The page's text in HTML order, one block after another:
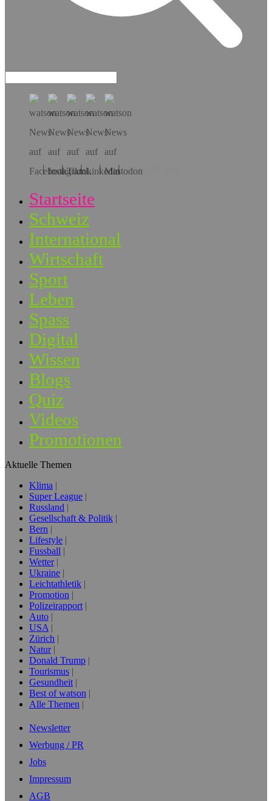
Hol dir die App!
Startseite
Schweiz
International
Wirtschaft
Sport
Leben
Spass
Digital
Wissen
Blogs
Quiz
Videos
Promotionen
Aktuelle Themen
Klima
Super League
Russland
Gesellschaft & Politik
Bern
Lifestyle
Fussball
Wetter
Ukraine
Leichtathletik
Promotion
Polizeirapport
Auto
USA
Zürich
Natur
Donald Trump
Tourismus
Gesundheit
Best of watson
Alle Themen
Newsletter
Werbung / PR
Jobs
Impressum
AGB